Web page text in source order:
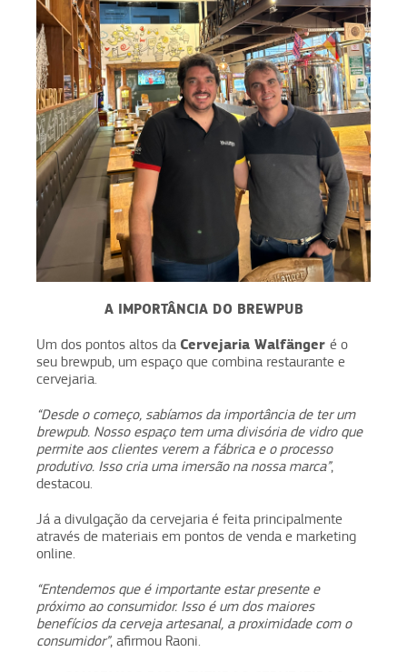
A IMPORTÂNCIA DO BREWPUB
Um dos pontos altos da Cervejaria Walfänger é o
seu brewpub, um espaço que combina restaurante e
cervejaria.
“Desde o começo, sabíamos da importância de ter um
brewpub. Nosso espaço tem uma divisória de vidro que
permite aos clientes verem a fábrica e o processo
produtivo. Isso cria uma imersão na nossa marca”,
destacou.
Já a divulgação da cervejaria é feita principalmente
através de materiais em pontos de venda e marketing
online.
“Entendemos que é importante estar presente e
próximo ao consumidor. Isso é um dos maiores
benefícios da cerveja artesanal, a proximidade com o
consumidor”, afirmou Raoni.